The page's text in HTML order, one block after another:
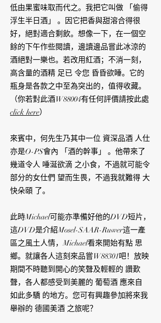
低由果蜜味取而代之。我把它叫做 「偷得
浮生半日酒」 。因它把香與甜溶合得很
好，絕對適合剩飲。想像一下，在一個空
餘的下午作些閱讀，邊讀邊品嘗此冰涼的
酒絕對一樂也。若改用紅酒；不消一刻，
高含量的酒精 足已 令您 昏昏欲睡。它的
瓶身是各款之中至為突出的，值得收藏。
（你若對此酒W88004有任何評價請按此處
click here）
來賓中，何先生乃其中一位 資深品酒 人仕
亦是O-PS會內 「酒的幹事」 。他帶來了
幾道令人 唾涎欲滴 之小食，不過就可能令
部分的女仕們 望而生畏，不過我就難得 大
快朵頤 了。
此時Michael可能亦準備好他的DVD短片，
這DVD是介紹Mosel-SAAR-Ruwer這一產
區之風土人情，Michael看來開始有點 思
鄉。就讓各人這刻來品嘗W88301吧！放映
期間不時聽到開心的笑聲及輕輕的 讚歎
聲，各人都感受到美麗的 葡萄酒 應來自
如此多驕 的地方。您可有興趣參加將來我
舉辦的 德國美酒 之旅呢？